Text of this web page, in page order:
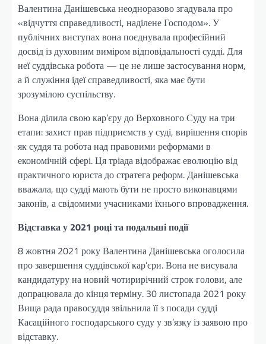
Валентина Данішевська неодноразово згадувала про
«відчуття справедливості, наділене Господом». У
публічних виступах вона поєднувала професійний
досвід із духовним виміром відповідальності судді. Для
неї суддівська робота — це не лише застосування норм,
а й служіння ідеї справедливості, яка має бути
зрозумілою суспільству.
Вона ділила свою кар’єру до Верховного Суду на три
етапи: захист прав підприємств у суді, вирішення спорів
як суддя та робота над правовими реформами в
економічній сфері. Ця тріада відображає еволюцію від
практичного юриста до стратега реформ. Данішевська
вважала, що судді мають бути не просто виконавцями
законів, а свідомими учасниками їхнього впровадження.
Відставка у 2021 році та подальші події
8 жовтня 2021 року Валентина Данішевська оголосила
про завершення суддівської кар’єри. Вона не висувала
кандидатуру на новий чотирирічний строк голови, але
допрацювала до кінця терміну. 30 листопада 2021 року
Вища рада правосуддя звільнила її з посади судді
Касаційного господарського суду у зв’язку із заявою про
відставку.